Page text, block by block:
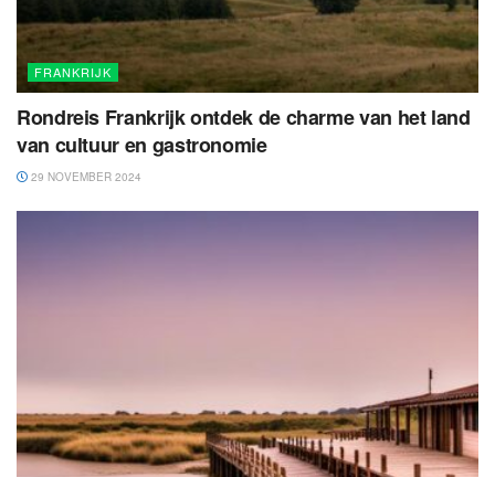
FRANKRIJK
Rondreis Frankrijk ontdek de charme van het land
van cultuur en gastronomie
29 NOVEMBER 2024